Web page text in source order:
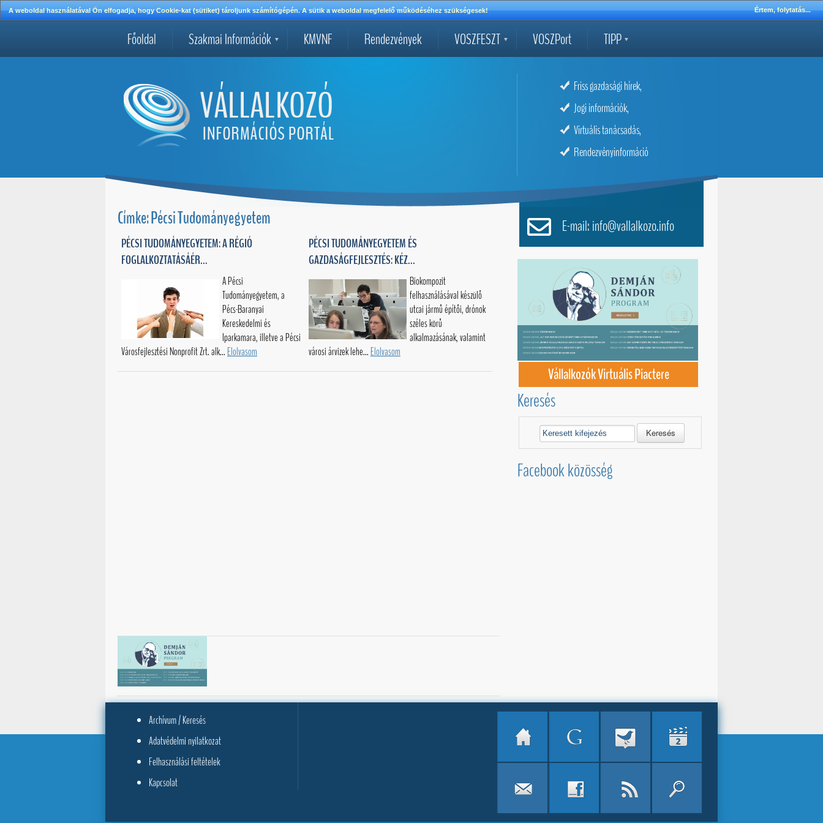
A weboldal használatával Ön elfogadja, hogy Cookie-kat (sütiket) tároljunk számítógépén. A sütik a weboldal megfelelő működéséhez szükségesek! Értem, folytatás...
Főoldal Szakmai Információk KMVNF Rendezvények VOSZFESZT VOSZPort TIPP
Friss gazdasági hírek,
Jogi információk,
Virtuális tanácsadás,
Rendezvényinformáció
Címke: Pécsi Tudományegyetem
PÉCSI TUDOMÁNYEGYETEM: A RÉGIÓ
FOGLALKOZTATÁSÁÉR...
A Pécsi
Tudományegyetem, a
Pécs-Baranyai
Kereskedelmi és
Iparkamara, illetve a Pécsi
Városfejlesztési Nonprofit Zrt. alk... Elolvasom
PÉCSI TUDOMÁNYEGYETEM ÉS
GAZDASÁGFEJLESZTÉS: KÉZ...
Biokompozit
felhasználásával készülő
utcai jármű építői, drónok
széles körű
alkalmazásának, valamint
városi árvizek lehe... Elolvasom
E-mail: info@vallalkozo.info
Vállalkozók Virtuális Piactere
Keresés
Keresés
Facebook közösség
Archívum / Keresés
Adatvédelmi nyilatkozat
Felhasználási feltételek
Kapcsolat